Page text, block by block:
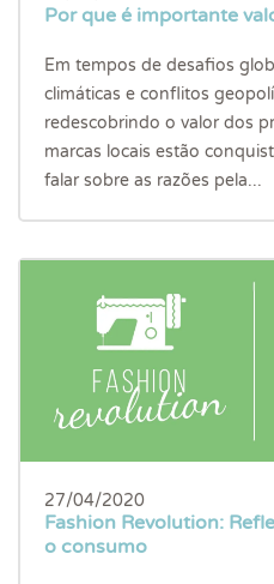
Por que é importante
Em tempos de desafios
climáticas e conflitos
redescobrindo o valor dos
marcas locais estão
falar sobre as razões pela...
27/04/2020
Fashion Revolution:
o consumo